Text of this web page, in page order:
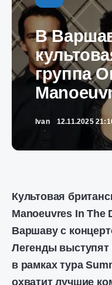
В
группа
Ivan 12.11.2025
Культовая
Manoeuvres In The
Варшаву с
Легенды выступят
в рамках тура
охватит лучшие